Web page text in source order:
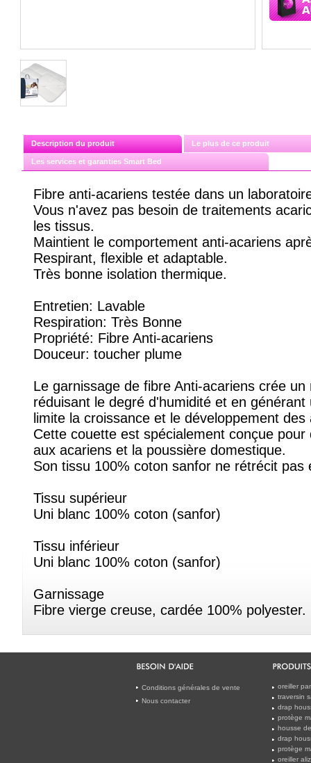
Description du produit Le plus de ce produit
Les services et garanties Smart Bed
Fibre anti-acariens testée dans un
Vous n'avez pas besoin de traitements
les tissus.
Maintient le comportement anti-acariens
Respirant, flexible et adaptable.
Très bonne isolation thermique.
Entretien: Lavable
Respiration: Très Bonne
Propriété: Fibre Anti-acariens
Douceur: toucher plume
Le garnissage de fibre Anti-acariens crée
réduisant le degré d'humidité et en
limite la croissance et le développement des
Cette couette est spécialement conçue
aux acariens et la poussière domestique.
Son tissu 100% coton sanfor ne rétrécit pas
Tissu supérieur
Uni blanc 100% coton (sanfor)
Tissu inférieur
Uni blanc 100% coton (sanfor)
Garnissage
Fibre vierge creuse, cardée 100%
Conditions générales de vente
Nous contacter
oreiller
traversin
drap
protège
housse
drap
protège
oreiller